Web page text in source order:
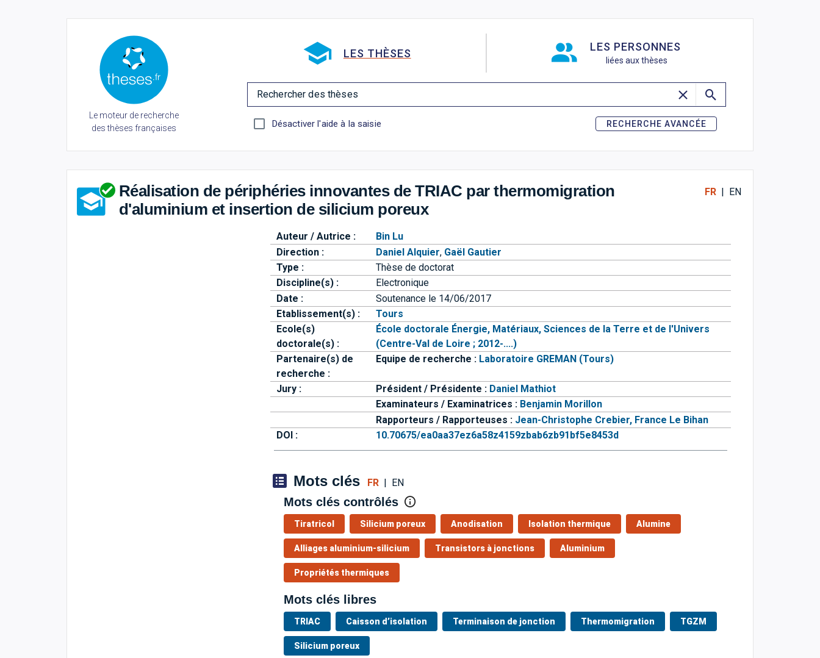
Le moteur de recherche
des thèses françaises
LES THÈSES LES PERSONNES
liées aux thèses
Rechercher des thèses
Désactiver l'aide à la saisie RECHERCHE AVANCÉE
Réalisation de périphéries innovantes de TRIAC par thermomigration
d'aluminium et insertion de silicium poreux
FR| EN
Auteur / Autrice :
Bin Lu
Direction :
Daniel Alquier, Gaël Gautier
Type :
Thèse de doctorat
Discipline(s) :
Electronique
Date :
Soutenance le 14/06/2017
Etablissement(s) :
Tours
Ecole(s)
doctorale(s) :
École doctorale Énergie, Matériaux, Sciences de la Terre et de l'Univers
(Centre-Val de Loire ; 2012-....)
Partenaire(s) de
recherche :
Equipe de recherche : Laboratoire GREMAN (Tours)
Jury : Président / Présidente : Daniel Mathiot
Examinateurs / Examinatrices : Benjamin Morillon
Rapporteurs / Rapporteuses : Jean-Christophe Crebier, France Le Bihan
DOI :
10.70675/ea0aa37ez6a58z4159zbab6zb91bf5e8453d
Mots clés FR| EN
Mots clés contrôlés
Tiratricol Silicium poreux Anodisation Isolation thermique Alumine
Alliages aluminium-silicium Transistors à jonctions Aluminium
Propriétés thermiques
Mots clés libres
TRIAC Caisson d’isolation Terminaison de jonction Thermomigration TGZM
Silicium poreux